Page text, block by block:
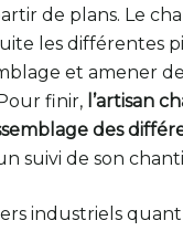
de plans. Le
les différentes
et amener
finir, l’artisan
des
suivi de son
industriels